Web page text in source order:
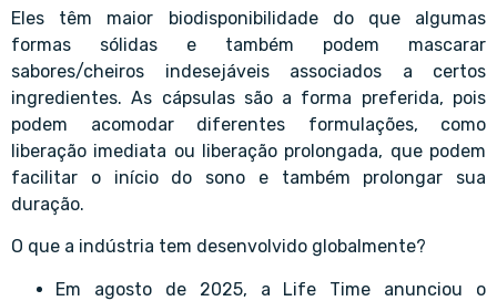
Eles têm maior biodisponibilidade do que algumas
formas sólidas e também podem mascarar
sabores/cheiros indesejáveis associados a certos
ingredientes. As cápsulas são a forma preferida, pois
podem acomodar diferentes formulações, como
liberação imediata ou liberação prolongada, que podem
facilitar o início do sono e também prolongar sua
duração.
O que a indústria tem desenvolvido globalmente?
Em agosto de 2025, a Life Time anunciou o